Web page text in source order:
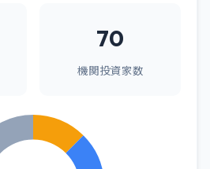
70
機関投資家数